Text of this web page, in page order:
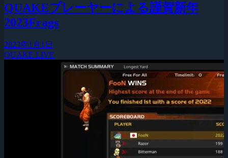
QUAKEプレーヤーによる謹賀新年
2023Frags
2023年1月1日
QUAKE LIVE